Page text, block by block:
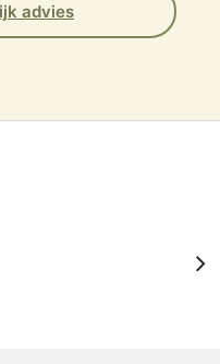
advies